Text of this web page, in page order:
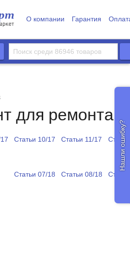
О компании Гарантия
для ремонта
Статьи 10/17 Статьи 11/17
Статьи 07/18 Статьи 08/18
Нашли ошибку?